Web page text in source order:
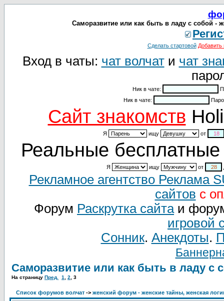
Саморазвитие или как быть в ладу с собой -
Сделать стартовой Добавить
Вход в чаты: чат волчати чат
Ник в чате:
Ник в чате:
Cайт знакомств
Я ищу от
Реальные бесплатные
Я ищу от
Рекламное агентство Реклама
сайтов с
Форум Раскрутка сайтаи
игровой
Сонник. Анекдоты.
Саморазвитие или как быть в ладу с
На страницу Пред. 1 2 3
Список форумов волчат -> женский форум - женские тайны, женская